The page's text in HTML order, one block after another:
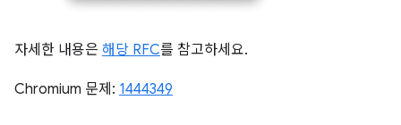
자세한 내용은 해당 RFC를 참고하세요.
Chromium 문제: 1444349